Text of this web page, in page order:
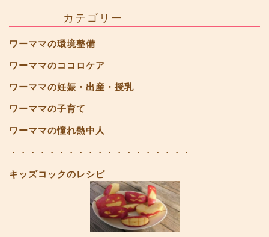
カテゴリー
ワーママの環境整備
ワーママのココロケア
ワーママの妊娠・出産・授乳
ワーママの子育て
ワーママの憧れ熱中人
・・・・・・・・・・・・・・・・・・・
キッズコックのレシピ